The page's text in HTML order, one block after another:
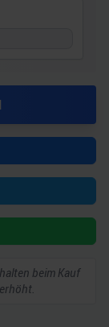
beim Kauf